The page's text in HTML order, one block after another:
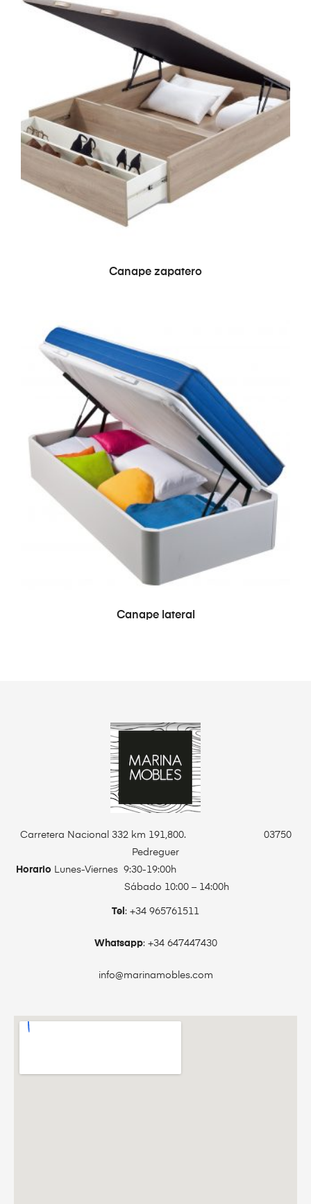
LEER MÁS
Canape zapatero
LEER MÁS
Canape lateral
Carretera Nacional 332 km 191,800. 03750
Pedreguer
Horario Lunes-Viernes 9:30-19:00h
Sábado 10:00 – 14:00h
Tel : +34 965761511
Whatsapp: +34 647447430
info@marinamobles.com